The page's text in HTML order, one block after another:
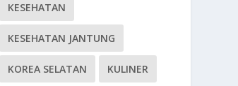
KESEHATAN
KESEHATAN JANTUNG
KOREA SELATAN KULINER